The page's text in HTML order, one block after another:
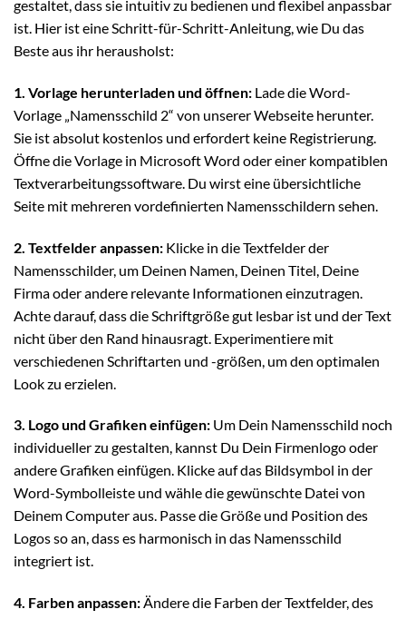
gestaltet, dass sie intuitiv zu bedienen und flexibel anpassbar
ist. Hier ist eine Schritt-für-Schritt-Anleitung, wie Du das
Beste aus ihr herausholst:
1. Vorlage herunterladen und öffnen: Lade die Word-
Vorlage „Namensschild 2“ von unserer Webseite herunter.
Sie ist absolut kostenlos und erfordert keine Registrierung.
Öffne die Vorlage in Microsoft Word oder einer kompatiblen
Textverarbeitungssoftware. Du wirst eine übersichtliche
Seite mit mehreren vordefinierten Namensschildern sehen.
2. Textfelder anpassen: Klicke in die Textfelder der
Namensschilder, um Deinen Namen, Deinen Titel, Deine
Firma oder andere relevante Informationen einzutragen.
Achte darauf, dass die Schriftgröße gut lesbar ist und der Text
nicht über den Rand hinausragt. Experimentiere mit
verschiedenen Schriftarten und -größen, um den optimalen
Look zu erzielen.
3. Logo und Grafiken einfügen: Um Dein Namensschild noch
individueller zu gestalten, kannst Du Dein Firmenlogo oder
andere Grafiken einfügen. Klicke auf das Bildsymbol in der
Word-Symbolleiste und wähle die gewünschte Datei von
Deinem Computer aus. Passe die Größe und Position des
Logos so an, dass es harmonisch in das Namensschild
integriert ist.
4. Farben anpassen:Ändere die Farben der Textfelder, des